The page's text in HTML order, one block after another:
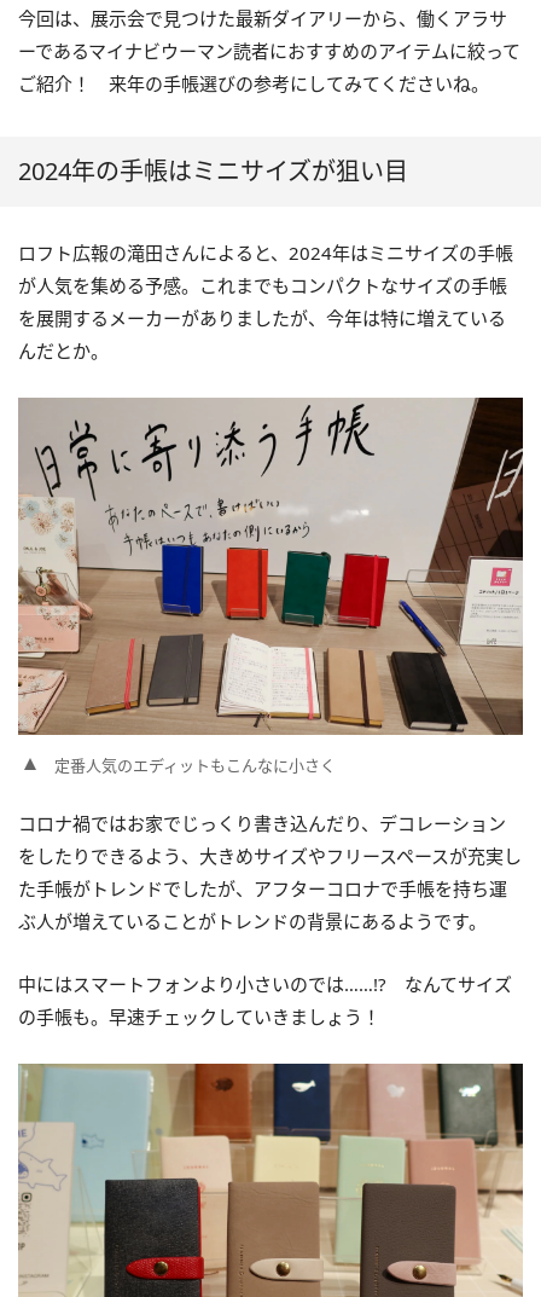
今回は、展示会で見つけた最新ダイアリーから、働くアラサ
ーであるマイナビウーマン読者におすすめのアイテムに絞って
ご紹介！ 来年の手帳選びの参考にしてみてくださいね。
2024年の手帳はミニサイズが狙い目
ロフト広報の滝田さんによると、2024年はミニサイズの手帳
が人気を集める予感。これまでもコンパクトなサイズの手帳
を展開するメーカーがありましたが、今年は特に増えている
んだとか。
定番人気のエディットもこんなに小さく
コロナ禍ではお家でじっくり書き込んだり、デコレーション
をしたりできるよう、大きめサイズやフリースペースが充実し
た手帳がトレンドでしたが、アフターコロナで手帳を持ち運
ぶ人が増えていることがトレンドの背景にあるようです。
中にはスマートフォンより小さいのでは……!? なんてサイズ
の手帳も。早速チェックしていきましょう！